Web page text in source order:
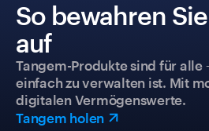
So bewahren
auf
Tangem-Produkte sind für alle
einfach zu verwalten ist. Mit
digitalen Vermögenswerte.
Tangem holen